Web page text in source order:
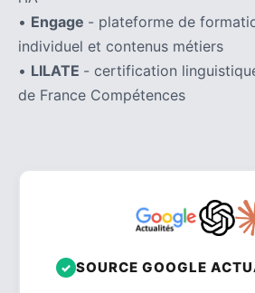
• Engage - plateforme de
individuel et contenus métiers
• LILATE - certification
de France Compétences
SOURCE GOOGLE